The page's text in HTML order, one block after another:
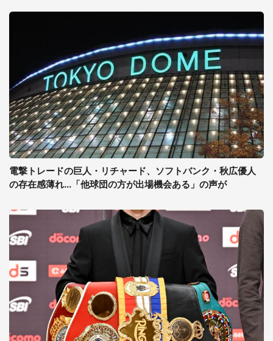
電撃トレードの巨人・リチャード、ソフトバンク・秋広優人
の存在感薄れ...「他球団の方が出場機会ある」の声が